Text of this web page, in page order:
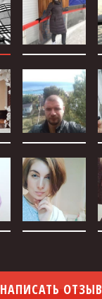
НАПИСАТЬ ОТЗЫВ